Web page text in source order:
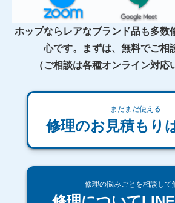
ホップならレアなブランド品も多数
心です。まずは、無料でご相
（ご相談は各種オンライン対応
まだまだ使える
修理のお見積もり
修理の悩みごとを相談して